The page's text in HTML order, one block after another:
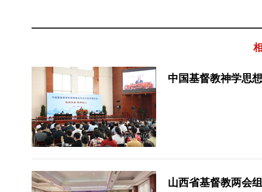
中国基督教神学思
山西省基督教两会